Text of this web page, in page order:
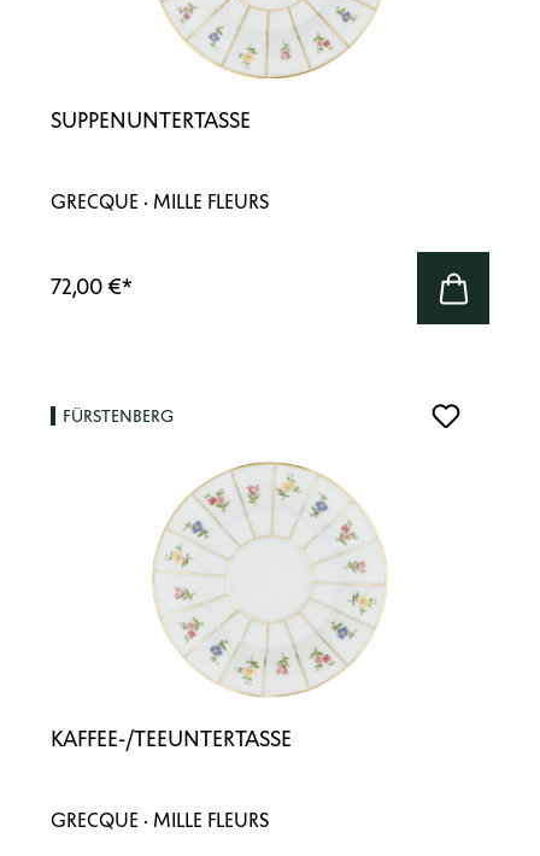
SUPPENUNTERTASSE
GRECQUE · MILLE FLEURS
72,00 €*
FÜRSTENBERG
KAFFEE-/TEEUNTERTASSE
GRECQUE · MILLE FLEURS